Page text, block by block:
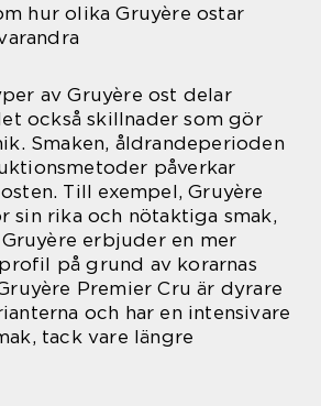
hur olika Gruyère ostar
av Gruyère ost delar
också skillnader som gör
Smaken, åldrandeperioden
påverkar
Till exempel, Gruyère
sin rika och nötaktiga smak,
erbjuder en mer
på grund av korarnas
Premier Cru är dyrare
och har en intensivare
tack vare längre